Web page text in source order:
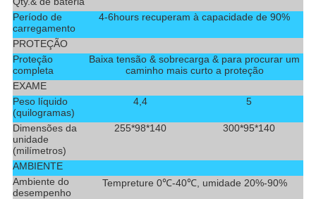
Período de
carregamento
4-6hours recuperam à capacidade de 90%
PROTEÇÃO
Proteção
completa
Baixa tensão & sobrecarga & para procurar um
caminho mais curto a proteção
EXAME
Peso líquido
(quilogramas)
4,4 5
Dimensões da
unidade
(milímetros)
255*98*140 300*95*140
AMBIENTE
Ambiente do
desempenho
Tempreture 0℃-40℃, umidade 20%-90%